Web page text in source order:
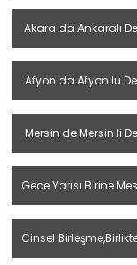
Akara da Ankaralı
Afyon da Afyon lu
Mersin de Mersin li
Gece Yarısı Birine
Cinsel